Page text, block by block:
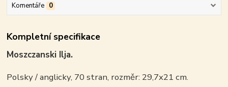
Komentáře 0
Kompletní specifikace
Moszczanski Ilja.
Polsky / anglicky, 70 stran, rozměr: 29,7x21 cm.